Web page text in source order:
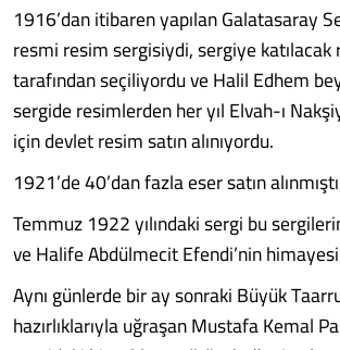
1916’dan itibaren yapılan Galatasaray
resmi resim sergisiydi, sergiye
tarafından seçiliyordu ve Halil Edhem
sergide resimlerden her yıl Elvah-ı
için devlet resim satın alınıyordu.
1921’de 40’dan fazla eser satın
Temmuz 1922 yılındaki sergi bu
ve Halife Abdülmecit Efendi’nin
Aynı günlerde bir ay sonraki Büyük
hazırlıklarıyla uğraşan Mustafa Kemal